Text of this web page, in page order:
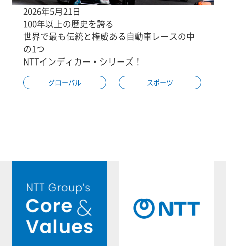
2026年5月21日
100年以上の歴史を誇る
世界で最も伝統と権威ある自動車レースの中
の1つ
NTTインディカー・シリーズ！
グローバル スポーツ